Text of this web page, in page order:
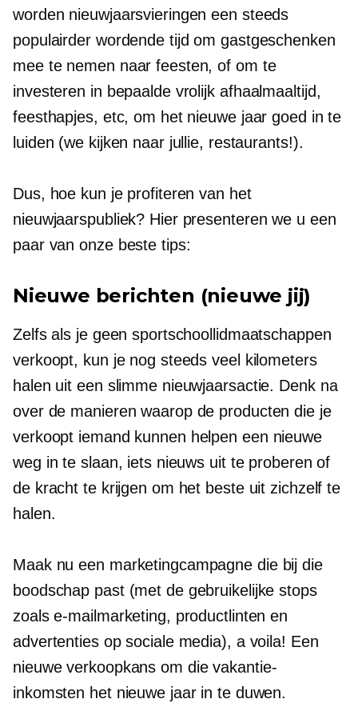
worden nieuwjaarsvieringen een steeds
populairder wordende tijd om gastgeschenken
mee te nemen naar feesten, of om te
investeren in bepaalde vrolijk afhaalmaaltijd,
feesthapjes, etc, om het nieuwe jaar goed in te
luiden (we kijken naar jullie, restaurants!).
Dus, hoe kun je profiteren van het
nieuwjaarspubliek? Hier presenteren we u een
paar van onze beste tips:
Nieuwe berichten (nieuwe jij)
Zelfs als je geen sportschoollidmaatschappen
verkoopt, kun je nog steeds veel kilometers
halen uit een slimme nieuwjaarsactie. Denk na
over de manieren waarop de producten die je
verkoopt iemand kunnen helpen een nieuwe
weg in te slaan, iets nieuws uit te proberen of
de kracht te krijgen om het beste uit zichzelf te
halen.
Maak nu een marketingcampagne die bij die
boodschap past (met de gebruikelijke stops
zoals e-mailmarketing, productlinten en
advertenties op sociale media), a voila! Een
nieuwe verkoopkans om die vakantie-
inkomsten het nieuwe jaar in te duwen.